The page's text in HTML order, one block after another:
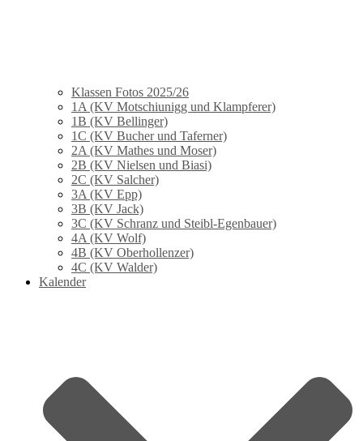
Klassen Fotos 2025/26
1A (KV Motschiunigg und Klampferer)
1B (KV Bellinger)
1C (KV Bucher und Taferner)
2A (KV Mathes und Moser)
2B (KV Nielsen und Biasi)
2C (KV Salcher)
3A (KV Epp)
3B (KV Jack)
3C (KV Schranz und Steibl-Egenbauer)
4A (KV Wolf)
4B (KV Oberhollenzer)
4C (KV Walder)
Kalender